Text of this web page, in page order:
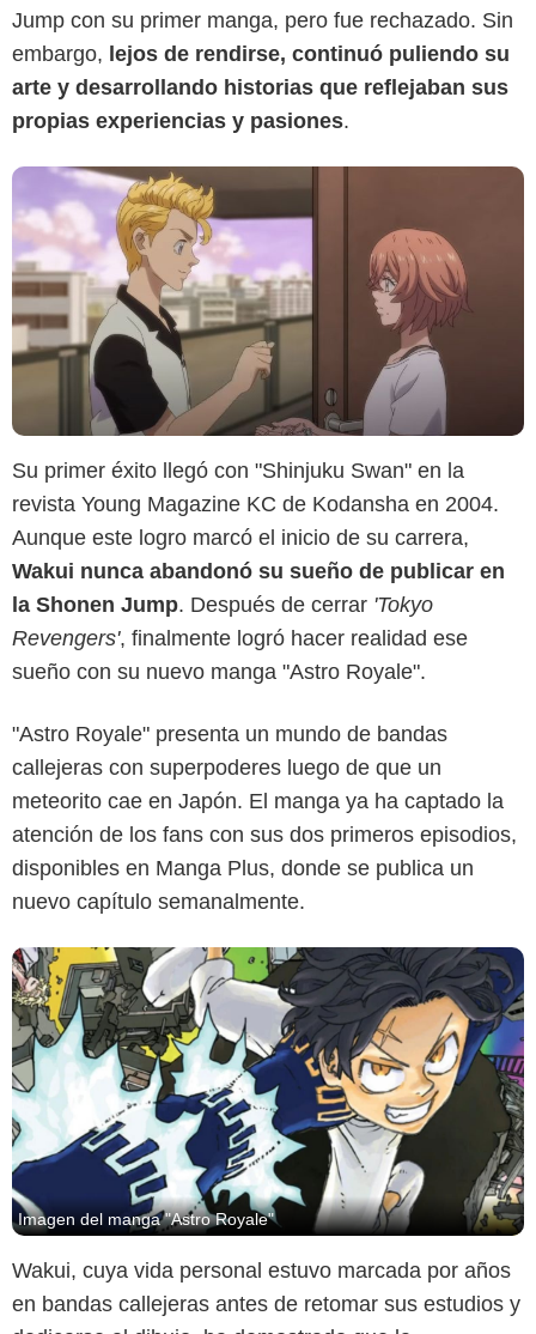
Jump con su primer manga, pero fue rechazado. Sin
embargo, lejos de rendirse, continuó puliendo su
arte y desarrollando historias que reflejaban sus
propias experiencias y pasiones.
Su primer éxito llegó con "Shinjuku Swan" en la
revista Young Magazine KC de Kodansha en 2004.
Aunque este logro marcó el inicio de su carrera,
Wakui nunca abandonó su sueño de publicar en
la Shonen Jump. Después de cerrar 'Tokyo
Revengers', finalmente logró hacer realidad ese
sueño con su nuevo manga "Astro Royale".
"Astro Royale" presenta un mundo de bandas
callejeras con superpoderes luego de que un
meteorito cae en Japón. El manga ya ha captado la
atención de los fans con sus dos primeros episodios,
disponibles en Manga Plus, donde se publica un
nuevo capítulo semanalmente.
ComicBook
Imagen del manga "Astro Royale"
Wakui, cuya vida personal estuvo marcada por años
en bandas callejeras antes de retomar sus estudios y